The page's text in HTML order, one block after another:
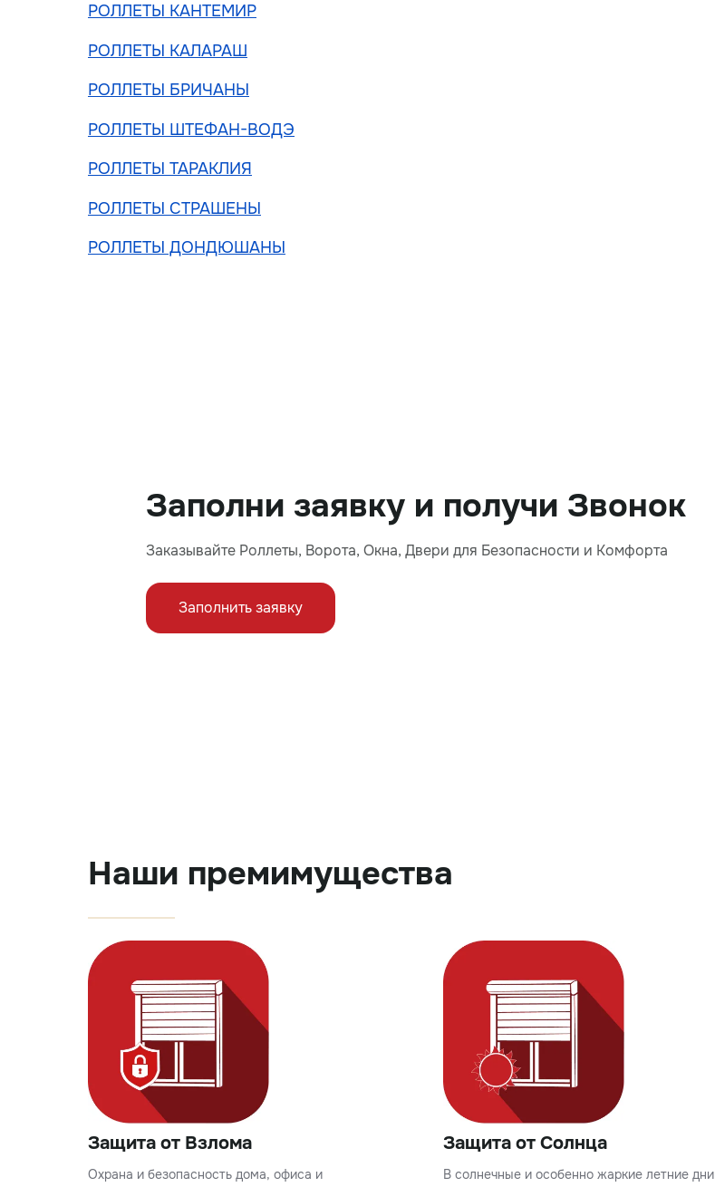
РОЛЛЕТЫ КАНТЕМИР
РОЛЛЕТЫ КАЛАРАШ
РОЛЛЕТЫ БРИЧАНЫ
РОЛЛЕТЫ ШТЕФАН-ВОДЭ
РОЛЛЕТЫ ТАРАКЛИЯ
РОЛЛЕТЫ СТРАШЕНЫ
РОЛЛЕТЫ ДОНДЮШАНЫ
Заполни заявку и получи Звонок
Заказывайте Роллеты, Ворота, Окна, Двери для Безопасности и Комфорта
Заполнить заявку
Наши премимущества
Защита от Взлома
Охрана и безопасность дома, офиса и
Защита от Солнца
В солнечные и особенно жаркие летние дни